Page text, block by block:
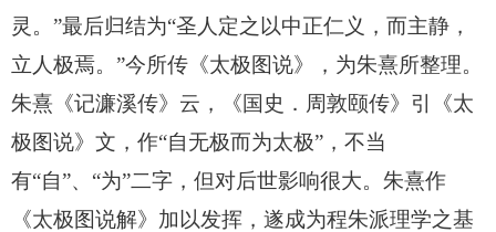
灵。”最后归结为“圣人定之以中正仁义，而主静，
立人极焉。”今所传《太极图说》，为朱熹所整理。
朱熹《记濂溪传》云，《国史．周敦颐传》引《太
极图说》文，作“自无极而为太极”，不当
有“自”、“为”二字，但对后世影响很大。朱熹作
《太极图说解》加以发挥，遂成为程朱派理学之基